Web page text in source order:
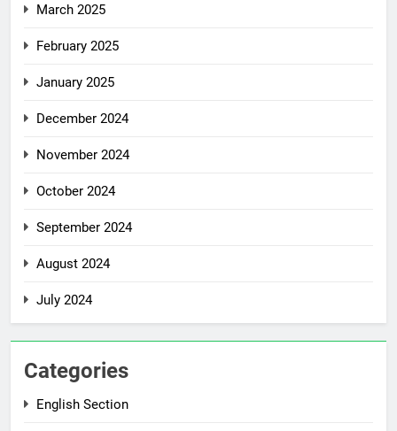
March 2025
February 2025
January 2025
December 2024
November 2024
October 2024
September 2024
August 2024
July 2024
Categories
English Section